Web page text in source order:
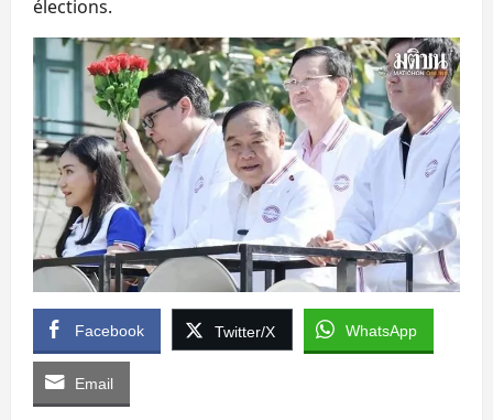
élections.
Facebook Twitter/X WhatsApp
Email